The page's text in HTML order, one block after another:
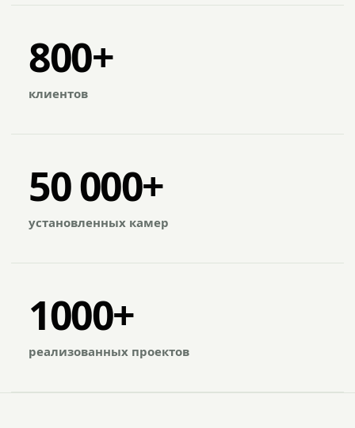
800+
клиентов
50 000+
установленных камер
1000+
реализованных проектов